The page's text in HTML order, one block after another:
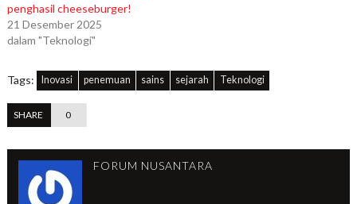
penghasil cheeseburger!
21 Desember 2025
dalam "Teknologi"
Tags: Inovasi penemuan sains sejarah Teknologi
SHARE 0
FORUM NUSANTARA